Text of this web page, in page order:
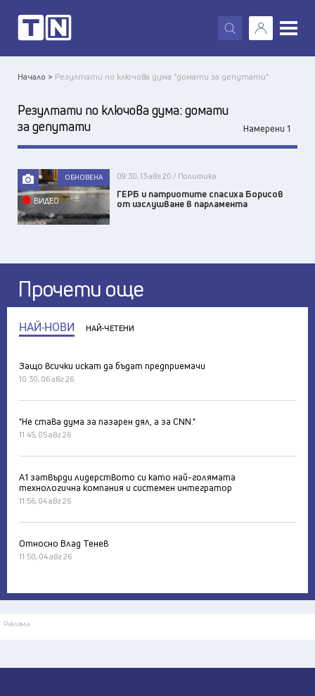
X
Начало > Резултати по ключова дума "домати за депутати"
Резултати по ключова дума: домати
за депутати
Намерени 1
ВИДЕО
ОБНОВЕНА 09:30, 13 авг 20 / Политика
ГЕРБ и патриотите спасиха Борисов
от изслушване в парламента
Прочети още
НАЙ-НОВИ НАЙ-ЧЕТЕНИ
Защо всички искат да бъдат предприемачи
10:30, 06 авг 26
"Не става дума за пазарен дял, а за CNN."
11:45, 05 авг 26
А1 затвърди лидерството си като най-голямата
технологична компания и системен интегратор
11:56, 04 авг 26
Относно Влад Тенев
11:50, 04 авг 26
Реклама